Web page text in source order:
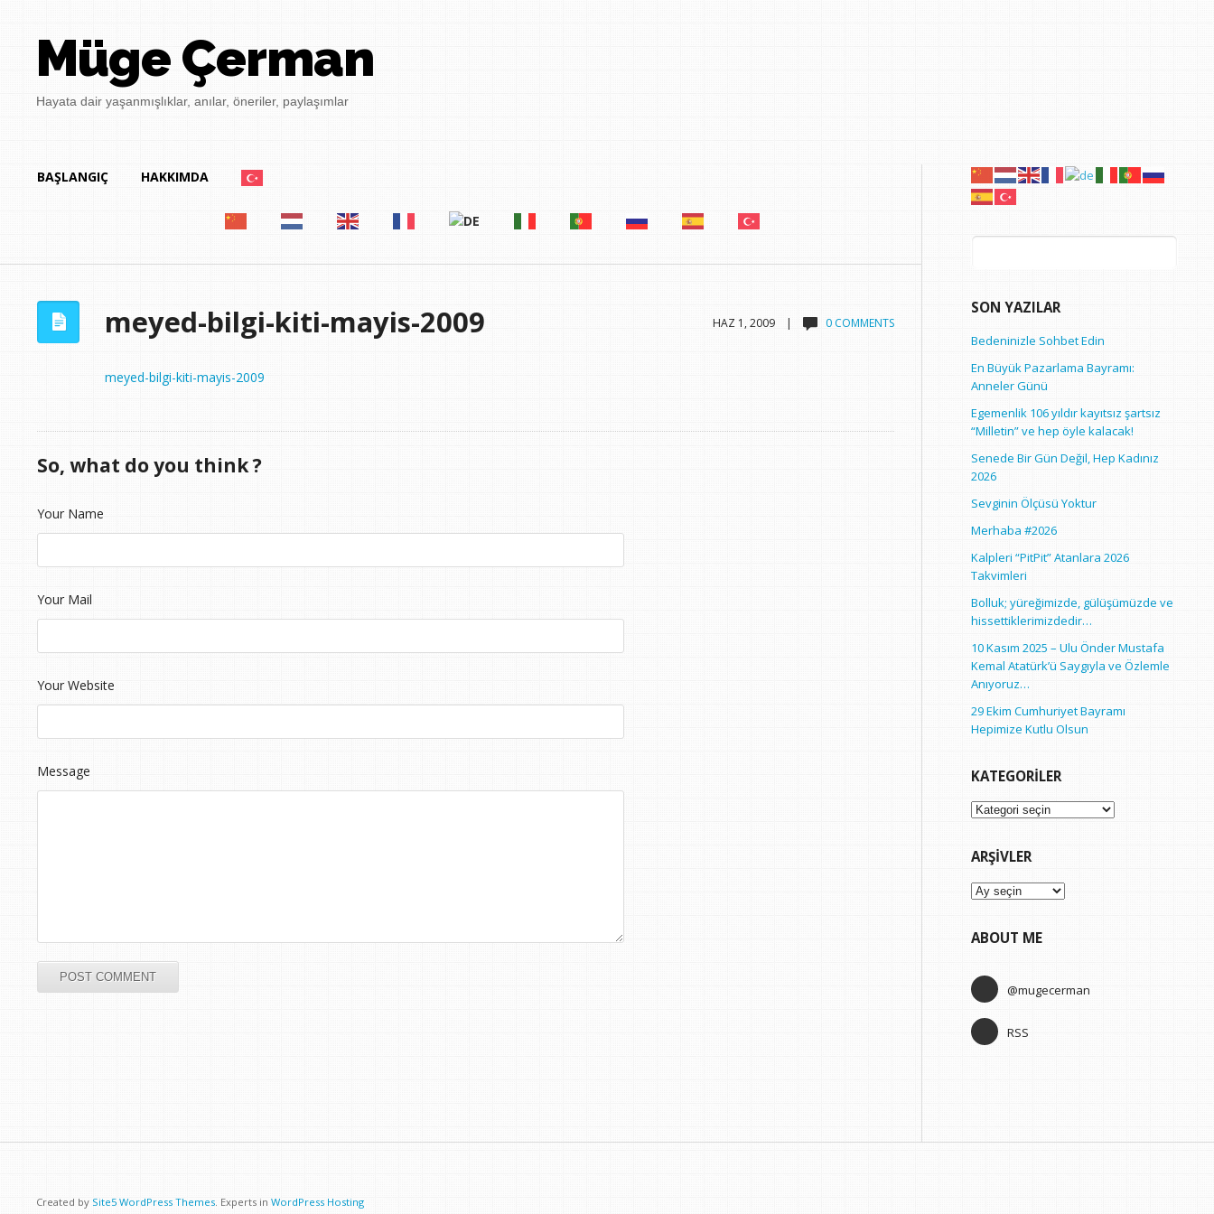
Müge Çerman
Hayata dair yaşanmışlıklar, anılar, öneriler, paylaşımlar
BAŞLANGIÇ HAKKIMDA
HAZ 1, 2009 | 0 COMMENTS
meyed-bilgi-kiti-mayis-2009
meyed-bilgi-kiti-mayis-2009
So, what do you think ?
Your Name
Your Mail
Your Website
Message
Arama:
SON YAZILAR
Bedeninizle Sohbet Edin
En Büyük Pazarlama Bayramı:
Anneler Günü
Egemenlik 106 yıldır kayıtsız şartsız
“Milletin” ve hep öyle kalacak!
Senede Bir Gün Değil, Hep Kadınız
2026
Sevginin Ölçüsü Yoktur
Merhaba #2026
Kalpleri “PitPit” Atanlara 2026
Takvimleri
Bolluk; yüreğimizde, gülüşümüzde ve
hissettiklerimizdedir…
10 Kasım 2025 – Ulu Önder Mustafa
Kemal Atatürk’ü Saygıyla ve Özlemle
Anıyoruz…
29 Ekim Cumhuriyet Bayramı
Hepimize Kutlu Olsun
KATEGORILER
Kategoriler
ARŞIVLER
Arşivler
ABOUT ME
@mugecerman
RSS
Created by Site5 WordPress Themes . Experts inWordPress Hosting